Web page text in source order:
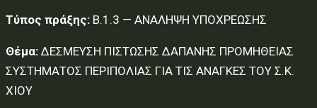
Τύπος πράξης: Β.1.3 — ΑΝΑΛΗΨΗ ΥΠΟΧΡΕΩΣΗΣ
Θέμα: ΔΕΣΜΕΥΣΗ ΠΙΣΤΩΣΗΣ ΔΑΠΑΝΗΣ ΠΡΟΜΗΘΕΙΑΣ
ΣΥΣΤΗΜΑΤΟΣ ΠΕΡΙΠΟΛΙΑΣ ΓΙΑ ΤΙΣ ΑΝΑΓΚΕΣ ΤΟΥ Σ.Κ.
ΧΙΟΥ